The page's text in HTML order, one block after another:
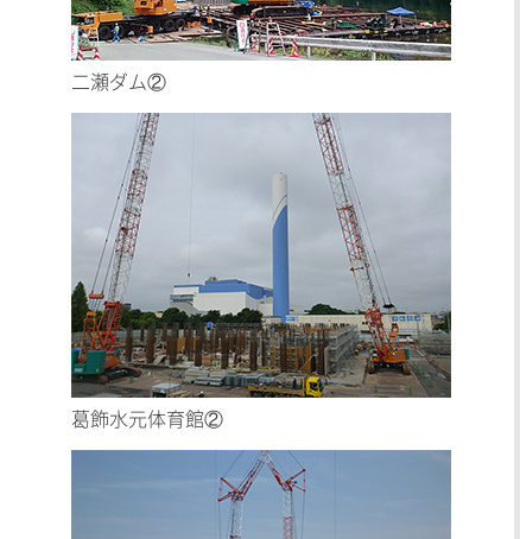
二瀬ダム②
葛飾水元体育館②